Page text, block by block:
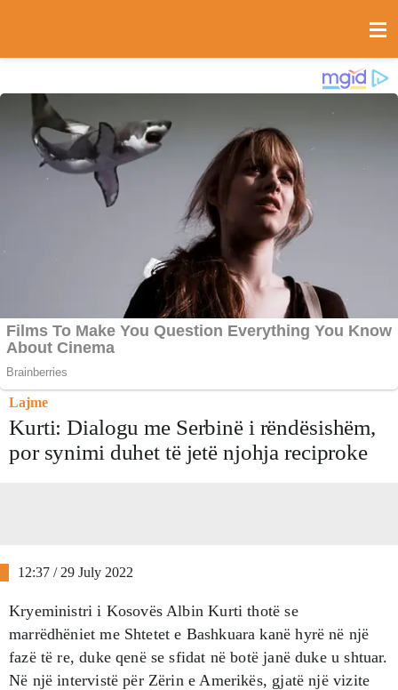
Lajme
Kurti: Dialogu me Serbinë i rëndësishëm,
por synimi duhet të jetë njohja reciproke
12:37 / 29 July 2022
Kryeministri i Kosovës Albin Kurti thotë se
marrëdhëniet me Shtetet e Bashkuara kanë hyrë në një
fazë të re, duke qenë se sfidat në botë janë duke u shtuar.
Në një intervistë për Zërin e Amerikës, gjatë një vizite